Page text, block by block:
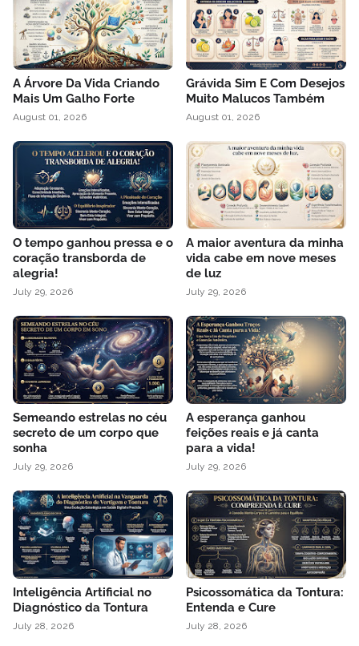
A Árvore Da Vida Criando
Mais Um Galho Forte
August 01, 2026
Grávida Sim E Com Desejos
Muito Malucos Também
August 01, 2026
O tempo ganhou pressa e o
coração transborda de
alegria!
July 29, 2026
A maior aventura da minha
vida cabe em nove meses
de luz
July 29, 2026
Semeando estrelas no céu
secreto de um corpo que
sonha
July 29, 2026
A esperança ganhou
feições reais e já canta
para a vida!
July 29, 2026
Inteligência Artificial no
Diagnóstico da Tontura
July 28, 2026
Psicossomática da Tontura:
Entenda e Cure
July 28, 2026